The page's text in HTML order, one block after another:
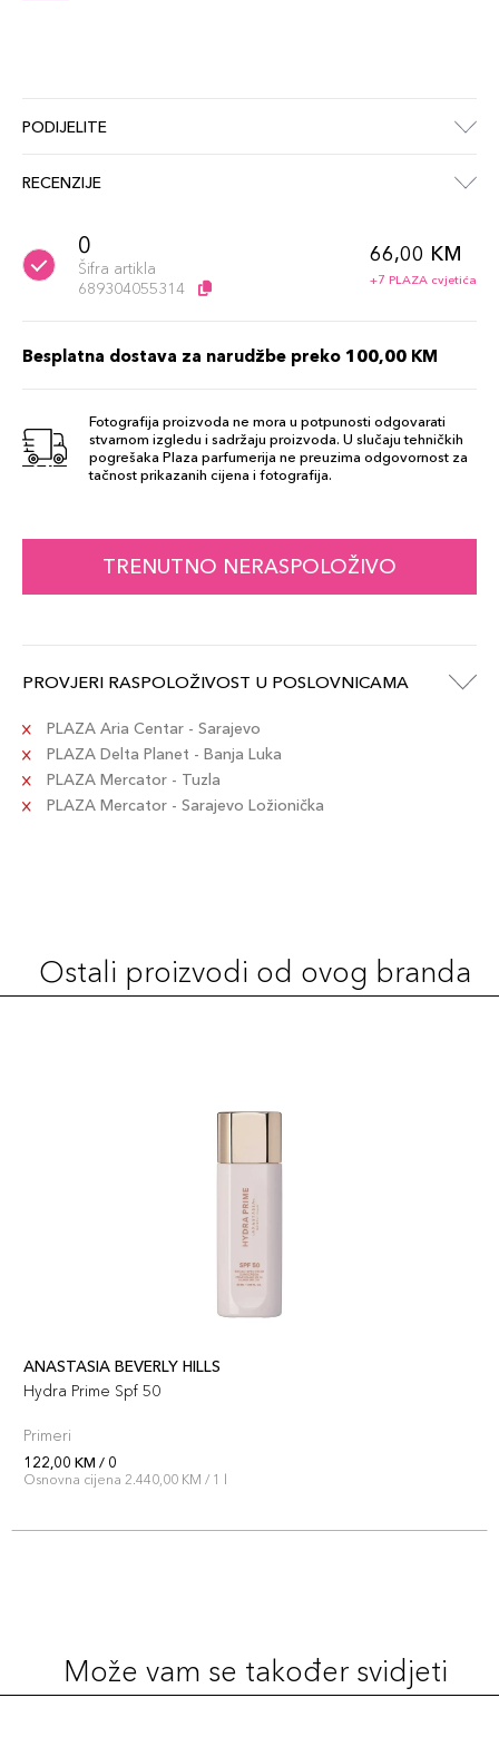
PODIJELITE
RECENZIJE
0
Šifra artikla
689304055314
66,00 KM
+7 PLAZA cvjetića
Besplatna dostava za narudžbe preko 100,00 KM
Fotografija proizvoda ne mora u potpunosti odgovarati
stvarnom izgledu i sadržaju proizvoda. U slučaju tehničkih
pogrešaka Plaza parfumerija ne preuzima odgovornost za
tačnost prikazanih cijena i fotografija.
TRENUTNO NERASPOLOŽIVO
PROVJERI RASPOLOŽIVOST U POSLOVNICAMA
PLAZA Aria Centar - Sarajevo
PLAZA Delta Planet - Banja Luka
PLAZA Mercator - Tuzla
PLAZA Mercator - Sarajevo Ložionička
Ostali proizvodi od ovog branda
ANASTASIA BEVERLY HILLS
Hydra Prime Spf 50
Primeri
122,00 KM / 0
Osnovna cijena 2.440,00 KM / 1 l
Može vam se također svidjeti